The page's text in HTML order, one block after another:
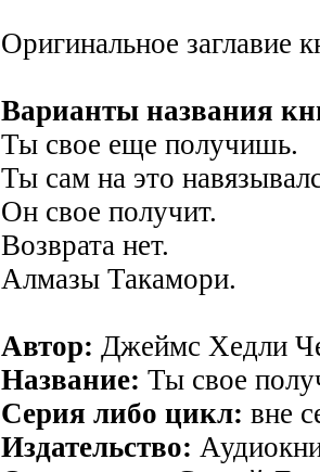
Оригинальное
Варианты названия
Ты свое еще получишь.
Ты сам на это
Он свое получит.
Возврата нет.
Алмазы Такамори.
Автор: Джеймс Хедли
Название: Ты свое
Серия либо цикл: вне
Издательство: